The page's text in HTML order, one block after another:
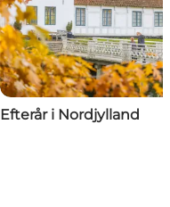
Efterår i Nordjylland